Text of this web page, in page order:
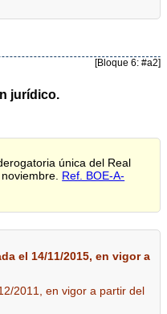
[Bloque 6: #a2]
jurídico.
única del Real
Ref. BOE-A-
el 14/11/2015, en vigor a
2011, en vigor a partir del